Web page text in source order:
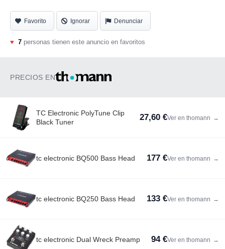
Favorito Ignorar Denunciar
♥ 7 personas tienen este anuncio en favoritos
PRECIOS EN
TC Electronic PolyTune Clip
Black Tuner
27,60 €Ver en thomann →
tc electronic BQ500 Bass Head 177 €Ver en thomann →
tc electronic BQ250 Bass Head 133 €Ver en thomann →
tc electronic Dual Wreck Preamp 94 €Ver en thomann →